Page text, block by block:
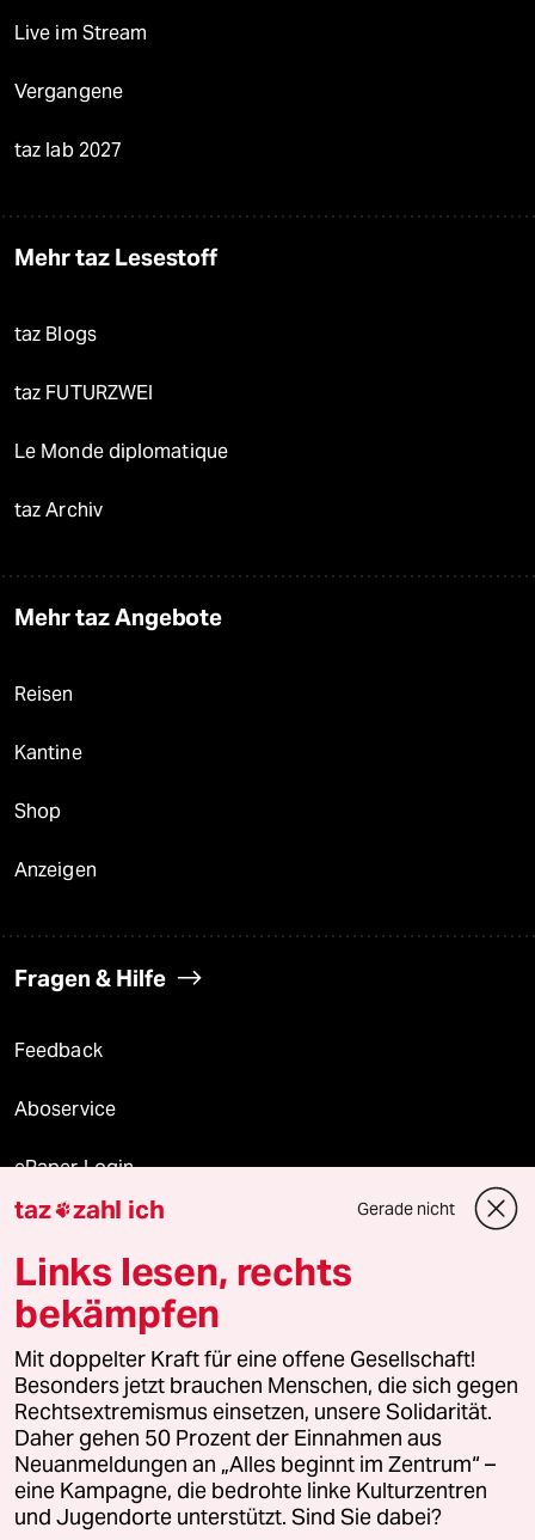
Live im Stream
Vergangene
taz lab 2027
Mehr taz Lesestoff
taz Blogs
taz FUTURZWEI
Le Monde diplomatique
taz Archiv
Mehr taz Angebote
Reisen
Kantine
Shop
Anzeigen
Fragen & Hilfe
Feedback
Aboservice
ePaper Login
Downloads für Abonnierende
© 2026 taz Verlags und Vertriebs GmbH
Alle Rechte vorbehalten. Bei rechtlichen Fragen oder für Genehmigungen
wenden Sie sich bitte an lizenzen@taz.de
Feedback Redaktionsstatut Kommune-Richtlinien
Leitlinie Informant Datenschutz Impressum AGB
taz zahl ich Gerade nicht
Links lesen, rechts
bekämpfen
Mit doppelter Kraft für eine offene Gesellschaft!
Besonders jetzt brauchen Menschen, die sich gegen
Rechtsextremismus einsetzen, unsere Solidarität.
Daher gehen 50 Prozent der Einnahmen aus
Neuanmeldungen an „Alles beginnt im Zentrum“ –
eine Kampagne, die bedrohte linke Kulturzentren
und Jugendorte unterstützt. Sind Sie dabei?